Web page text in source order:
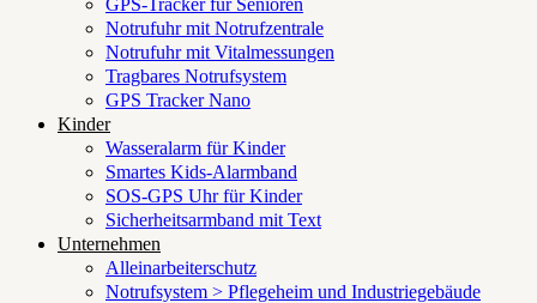
GPS-Tracker für Senioren
Notrufuhr mit Notrufzentrale
Notrufuhr mit Vitalmessungen
Tragbares Notrufsystem
GPS Tracker Nano
Kinder
Wasseralarm für Kinder
Smartes Kids-Alarmband
SOS-GPS Uhr für Kinder
Sicherheitsarmband mit Text
Unternehmen
Alleinarbeiterschutz
Notrufsystem > Pflegeheim und Industriegebäude